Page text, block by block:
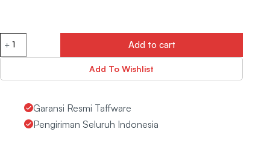
Add to cart
Add To Wishlist
Garansi Resmi Taffware
Pengiriman Seluruh Indonesia